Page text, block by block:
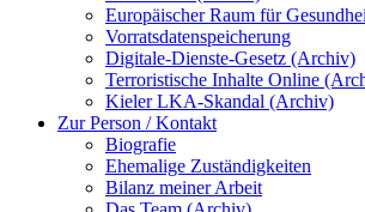
Europäischer Raum für
Vorratsdatenspeicherung
Digitale-Dienste-Gesetz (Archiv)
Terroristische Inhalte Online
Kieler LKA-Skandal (Archiv)
Zur Person / Kontakt
Biografie
Ehemalige Zuständigkeiten
Bilanz meiner Arbeit